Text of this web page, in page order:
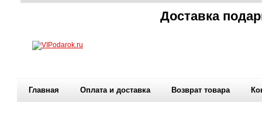
Доставка
Главная Оплата и доставка Возврат товара